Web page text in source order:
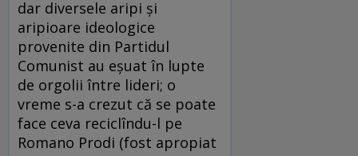
dar diversele aripi şi
aripioare ideologice
provenite din Partidul
Comunist au eşuat în lupte
de orgolii între lideri; o
vreme s-a crezut că se poate
face ceva reciclîndu-l pe
Romano Prodi (fost apropiat